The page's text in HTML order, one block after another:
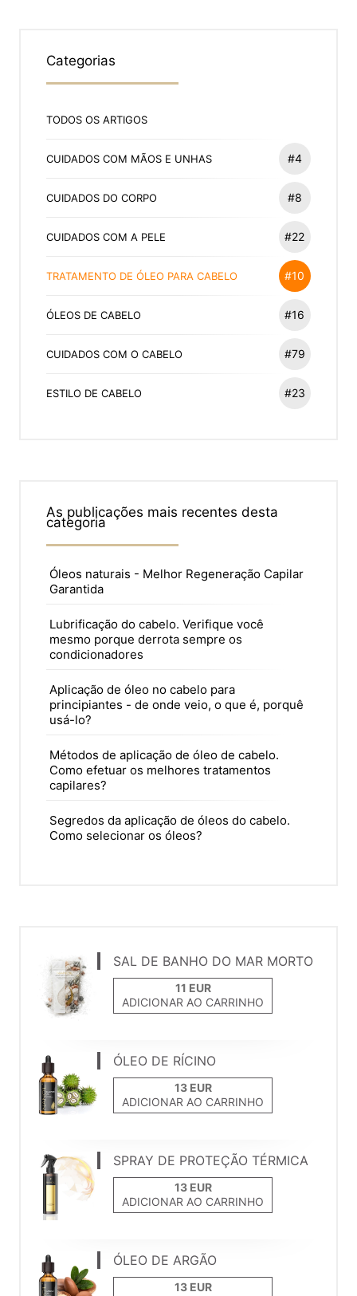
Categorias
TODOS OS ARTIGOS
CUIDADOS COM MÃOS E UNHAS #4
CUIDADOS DO CORPO #8
CUIDADOS COM A PELE #22
TRATAMENTO DE ÓLEO PARA CABELO #10
ÓLEOS DE CABELO #16
CUIDADOS COM O CABELO #79
ESTILO DE CABELO #23
As publicações mais recentes desta
categoria
Óleos naturais - Melhor Regeneração Capilar
Garantida
Lubrificação do cabelo. Verifique você
mesmo porque derrota sempre os
condicionadores
Aplicação de óleo no cabelo para
principiantes - de onde veio, o que é, porquê
usá-lo?
Métodos de aplicação de óleo de cabelo.
Como efetuar os melhores tratamentos
capilares?
Segredos da aplicação de óleos do cabelo.
Como selecionar os óleos?
SAL DE BANHO DO MAR MORTO
ADICIONAR AO CARRINHO
ÓLEO DE RÍCINO
ADICIONAR AO CARRINHO
SPRAY DE PROTEÇÃO TÉRMICA
ADICIONAR AO CARRINHO
ÓLEO DE ARGÃO